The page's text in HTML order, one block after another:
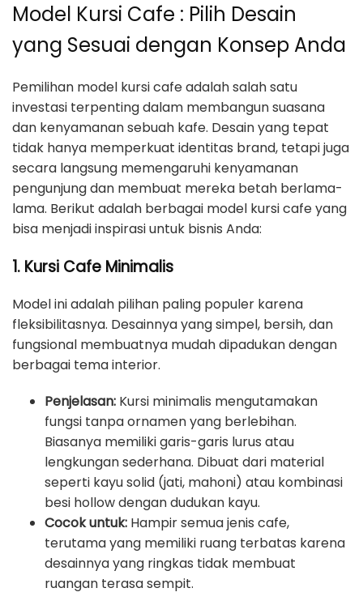
Model Kursi Cafe : Pilih Desain
yang Sesuai dengan Konsep Anda
Pemilihan model kursi cafe adalah salah satu
investasi terpenting dalam membangun suasana
dan kenyamanan sebuah kafe. Desain yang tepat
tidak hanya memperkuat identitas brand, tetapi juga
secara langsung memengaruhi kenyamanan
pengunjung dan membuat mereka betah berlama-
lama. Berikut adalah berbagai model kursi cafe yang
bisa menjadi inspirasi untuk bisnis Anda:
1. Kursi Cafe Minimalis
Model ini adalah pilihan paling populer karena
fleksibilitasnya. Desainnya yang simpel, bersih, dan
fungsional membuatnya mudah dipadukan dengan
berbagai tema interior.
Penjelasan: Kursi minimalis mengutamakan
fungsi tanpa ornamen yang berlebihan.
Biasanya memiliki garis-garis lurus atau
lengkungan sederhana. Dibuat dari material
seperti kayu solid (jati, mahoni) atau kombinasi
besi hollow dengan dudukan kayu.
Cocok untuk: Hampir semua jenis cafe,
terutama yang memiliki ruang terbatas karena
desainnya yang ringkas tidak membuat
ruangan terasa sempit.